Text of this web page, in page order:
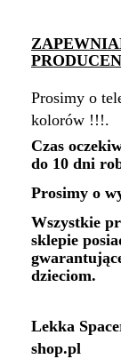
Prosimy o
kolorów !!!.
Czas
do 10 dni
Prosimy o
Wszystkie
sklepie
dzieciom.
Lekka
shop.pl